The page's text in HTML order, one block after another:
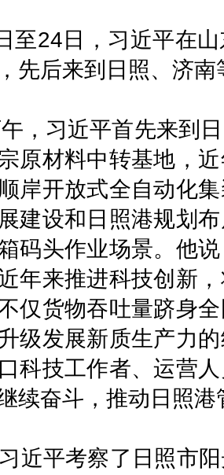
至24日，习近平在
先后来到日照、济
，习近平首先来到
原材料中转基地，
岸开放式全自动化
建设和日照港规划
码头作业场景。他
年来推进科技创新
仅货物吞吐量跻身
级发展新质生产力
科技工作者、运营
续奋斗，推动日照
近平考察了日照市